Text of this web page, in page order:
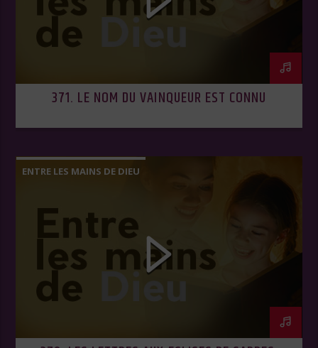
371. LE NOM DU VAINQUEUR EST CONNU
ENTRE LES MAINS DE DIEU